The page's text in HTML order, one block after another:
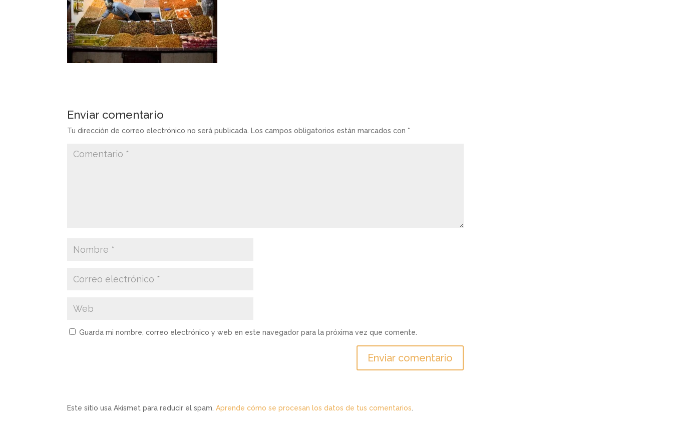
Enviar comentario
Tu dirección de correo electrónico no será publicada. Los campos obligatorios están marcados con *
Guarda mi nombre, correo electrónico y web en este navegador para la próxima vez que comente.
Este sitio usa Akismet para reducir el spam.Aprende cómo se procesan los datos de tus comentarios